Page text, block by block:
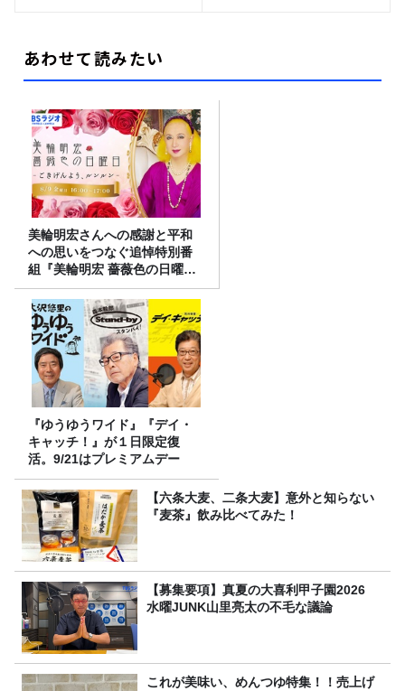
あわせて読みたい
美輪明宏さんへの感謝と平和
への思いをつなぐ追悼特別番
組『美輪明宏 薔薇色の日曜日
～ごきげんよう、ルンルン
～』8/9（日）16時放送
『ゆうゆうワイド』『デイ・
キャッチ！』が１日限定復
活。9/21はプレミアムデー
【六条大麦、二条大麦】意外と知らない
『麦茶』飲み比べてみた！
【募集要項】真夏の大喜利甲子園2026
水曜JUNK山里亮太の不毛な議論
これが美味い、めんつゆ特集！！売上げ